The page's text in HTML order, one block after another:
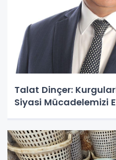
Talat Dinçer:
Siyasi Mücadelemizi